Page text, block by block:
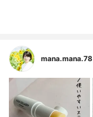
mana.mana.78